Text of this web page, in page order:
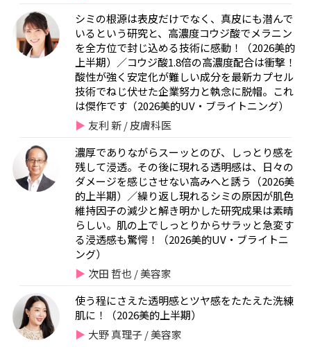
シミの根源は表皮だけでなく、真皮にも潜んで
いるという研究と、高濃度コウジ酸でメラニン
を全方位で封じ込める技術に感動！（2026美的
上半期）／コウジ酸1.8倍の高濃度配合は衝撃！
酸性が強く安定化が難しい成分を最新カプセル
技術でねじ伏せた企業努力と執念に脱帽。これ
は傑作です（2026美的UV・ブライトニング）
友利 新 / 皮膚科医
濃厚でありながらスーッとのび、しっとり感を
残して浸透。その後に現れる透明感は、日々の
ダメージを感じさせない高みへと誘う（2026美
的上半期）／繰り返し現れるシミの原因が肌色
維持因子の減少と解き明かした研究成果は素晴
らしい。肌の上でしっとりからサラッと急変す
る浸透感も驚愕！（2026美的UV・ブライトニ
ング）
次田 哲也 / 美容家
使う程にさえた透明感とツヤ感をたたえた洗練
肌に！（2026美的上半期）
大野 真理子 / 美容家